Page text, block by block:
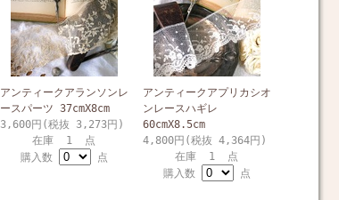
アンティークアランソンレ
ースパーツ 37cmX8cm
3,600円(税抜 3,273円)
在庫 1 点
購入数
点
アンティークアプリカシオ
ンレースハギレ
60cmX8.5cm
4,800円(税抜 4,364円)
在庫 1 点
購入数
点